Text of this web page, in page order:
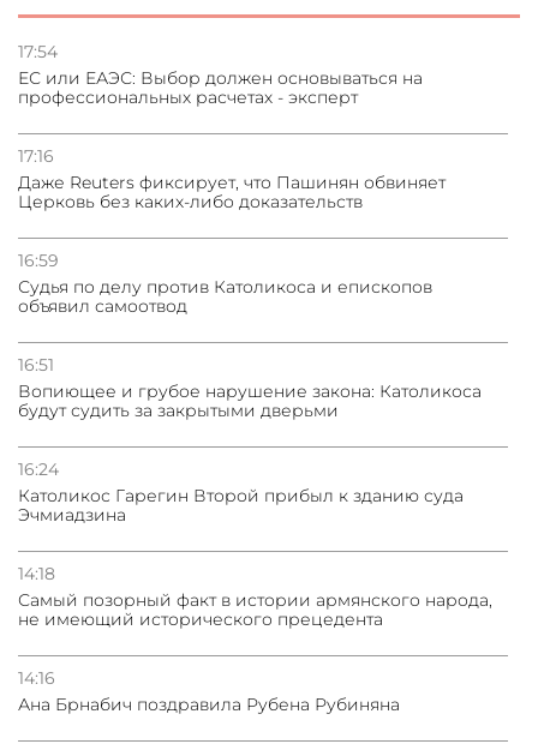
17:54
ЕС или ЕАЭС: Выбор должен основываться на
профессиональных расчетах - эксперт
17:16
Даже Reuters фиксирует, что Пашинян обвиняет
Церковь без каких-либо доказательств
16:59
Судья по делу против Католикоса и епископов
объявил самоотвод
16:51
Вопиющее и грубое нарушение закона: Католикоса
будут судить за закрытыми дверьми
16:24
Католикос Гарегин Второй прибыл к зданию суда
Эчмиадзина
14:18
Самый позорный факт в истории армянского народа,
не имеющий исторического прецедента
14:16
Ана Брнабич поздравила Рубена Рубиняна